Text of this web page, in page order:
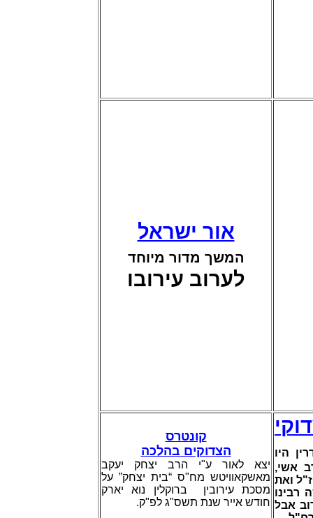
אור ישראל
המשך מדור מיוחד
לערוב עירובו
היו
אשי,
ואת
רבינו
אבל
קונטרס
הצדוקים בהלכה
יצא לאור ע"י הרב יצחק יעקב
מאשקאוויטש מח"ס “בית יצחק” על
מסכת עירובין ברוקלין נוא יארק
חודש אייר שנת תשס"ג לפ"ק.